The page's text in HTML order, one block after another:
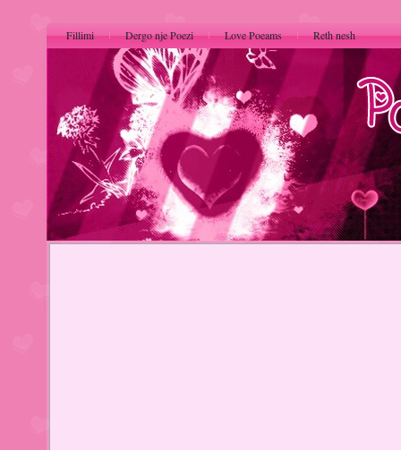
Fillimi Dergo nje Poezi Love Poeams Reth nesh